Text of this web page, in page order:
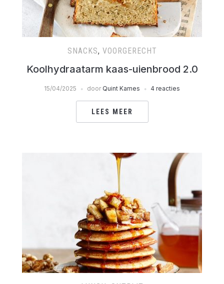
SNACKS, VOORGERECHT
Koolhydraatarm kaas-uienbrood 2.0
15/04/2025 door Quint Kames 4 reacties
LEES MEER